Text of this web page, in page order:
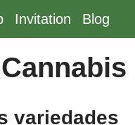
Invitation Blog
variedades